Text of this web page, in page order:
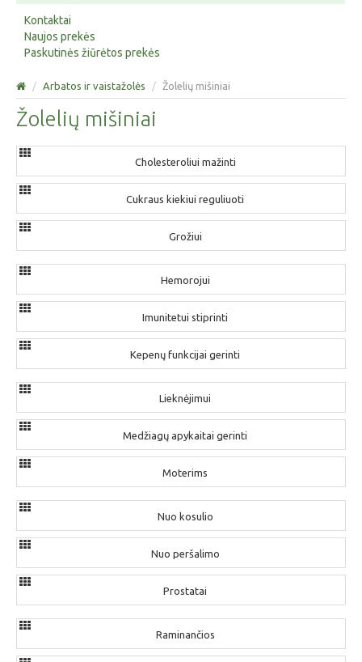
Kontaktai
Naujos prekės
Paskutinės žiūrėtos prekės
/ Arbatos ir vaistažolės / Žolelių mišiniai
Žolelių mišiniai
Cholesteroliui mažinti
Cukraus kiekiui reguliuoti
Grožiui
Hemorojui
Imunitetui stiprinti
Kepenų funkcijai gerinti
Lieknėjimui
Medžiagų apykaitai gerinti
Moterims
Nuo kosulio
Nuo peršalimo
Prostatai
Raminančios